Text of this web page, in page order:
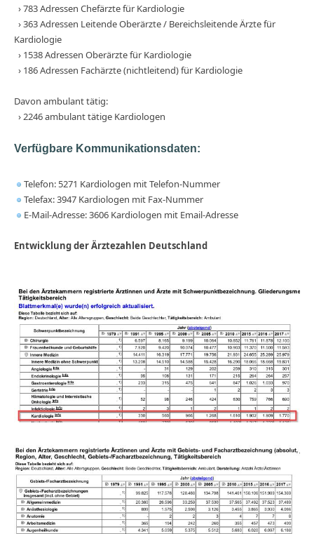
› 783 Adressen Chefärzte für Kardiologie
› 363 Adressen Leitende Oberärzte / Bereichsleitende Ärzte für
Kardiologie
› 1538 Adressen Oberärzte für Kardiologie
› 186 Adressen Fachärzte (nichtleitend) für Kardiologie
Davon ambulant tätig:
› 2246 ambulant tätige Kardiologen
Verfügbare Kommunikationsdaten:
Telefon: 5271 Kardiologen mit Telefon-Nummer
Telefax: 3947 Kardiologen mit Fax-Nummer
E-Mail-Adresse: 3606 Kardiologen mit Email-Adresse
Entwicklung der Ärztezahlen Deutschland